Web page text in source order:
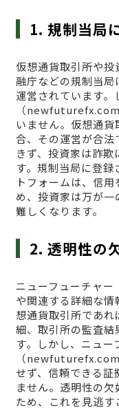
1. 規制当局
仮想通貨取引所や
融庁などの規制当
運営されています。
（
いません。仮想通
合、その運営が合
きず、投資家は詐
す。規制当局に登
トフォームは、信
め、投資家は万が
難しくなります。
2. 透明性の
ニューフューチャ
や関連する詳細な
想通貨取引所であ
細、取引所の監査
す。しかし、ニュー
（
せず、信頼できる証
ません。透明性の
ため、これを見逃す